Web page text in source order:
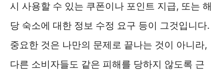
시 사용할 수 있는 쿠폰이나 포인트 지급, 또는 해
당 숙소에 대한 정보 수정 요구 등이 그것입니다.
중요한 것은 나만의 문제로 끝나는 것이 아니라,
다른 소비자들도 같은 피해를 당하지 않도록 근